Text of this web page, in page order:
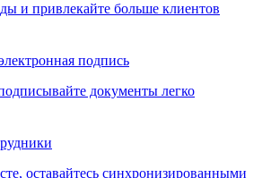
и привлекайте больше клиентов
подпись
документы легко
оставайтесь синхронизированными